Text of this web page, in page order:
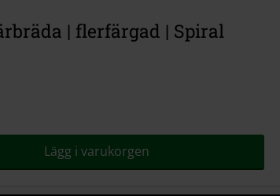
| flerfärgad | Spiral
Lägg i varukorgen